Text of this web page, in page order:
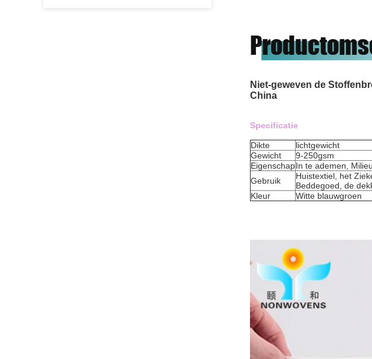
Niet-geweven de
China
Specificatie
Dikte
lichtgewicht
Gewicht
9-250gsm
EigenschapIn te ademen,
Gebruik
Huistextiel, het
Beddegoed, de
Kleur
Witte blauwgroen